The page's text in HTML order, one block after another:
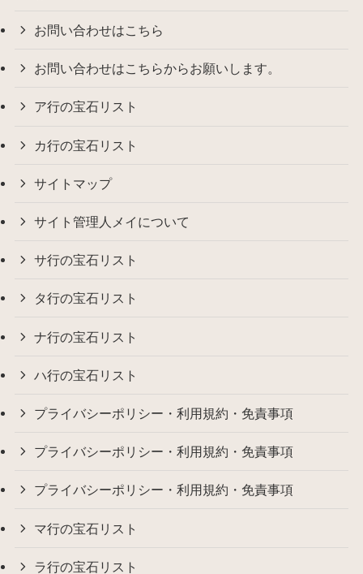
お問い合わせはこちら
お問い合わせはこちらからお願いします。
ア行の宝石リスト
カ行の宝石リスト
サイトマップ
サイト管理人メイについて
サ行の宝石リスト
タ行の宝石リスト
ナ行の宝石リスト
ハ行の宝石リスト
プライバシーポリシー・利用規約・免責事項
プライバシーポリシー・利用規約・免責事項
プライバシーポリシー・利用規約・免責事項
マ行の宝石リスト
ラ行の宝石リスト